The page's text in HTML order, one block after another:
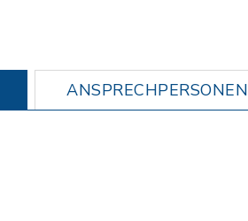
ANSPRECHPERSONEN